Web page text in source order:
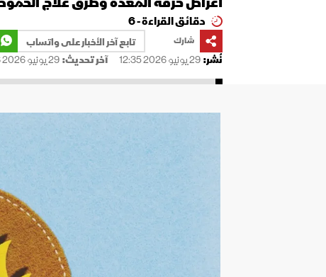
دقائق القراءة - 6
شارك
تابع آخر الأخبار على واتساب
نُشر:29 يونيو 2026 12:35 آخر تحديث:29 يونيو 2026 12:36